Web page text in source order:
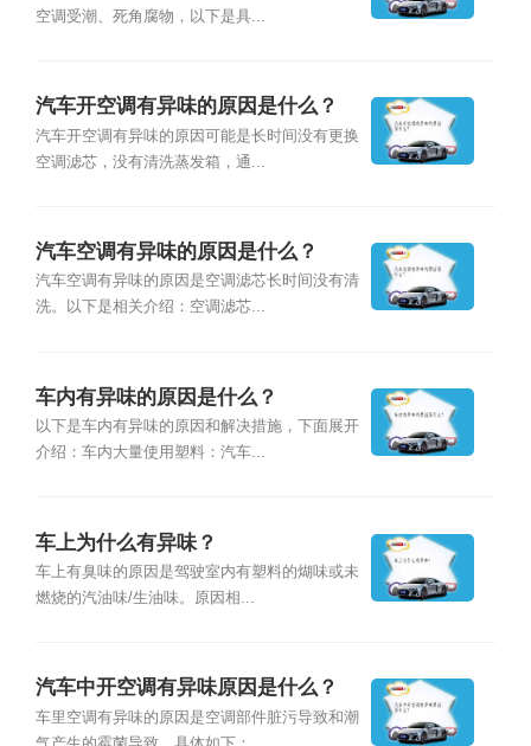
空调受潮、死角腐物，以下是具...
汽车开空调有异味的原因是什么？
汽车开空调有异味的原因可能是长时间没有更换
空调滤芯，没有清洗蒸发箱，通...
汽车空调有异味的原因是什么？
汽车空调有异味的原因是空调滤芯长时间没有清
洗。以下是相关介绍：空调滤芯...
车内有异味的原因是什么？
以下是车内有异味的原因和解决措施，下面展开
介绍：车内大量使用塑料：汽车...
车上为什么有异味？
车上有臭味的原因是驾驶室内有塑料的煳味或未
燃烧的汽油味/生油味。原因相...
汽车中开空调有异味原因是什么？
车里空调有异味的原因是空调部件脏污导致和潮